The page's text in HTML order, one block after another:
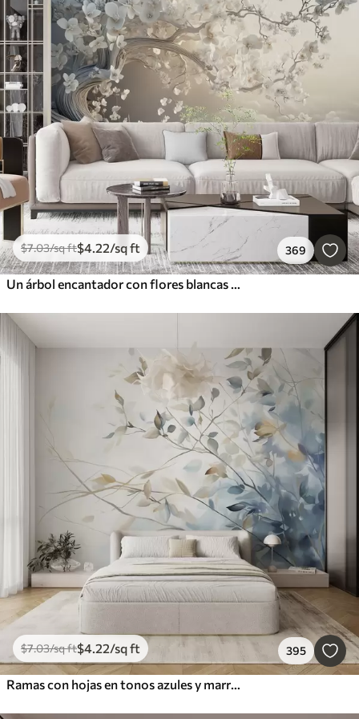
$7.03/sq ft$4.22/sq ft 369
Un árbol encantador con flores blancas contra el fondo de nubes en un estilo interesante en delicados colores cálidos
$7.03/sq ft$4.22/sq ft 395
Ramas con hojas en tonos azules y marrones, fondo claro, suave y delicado, estilo acuarela